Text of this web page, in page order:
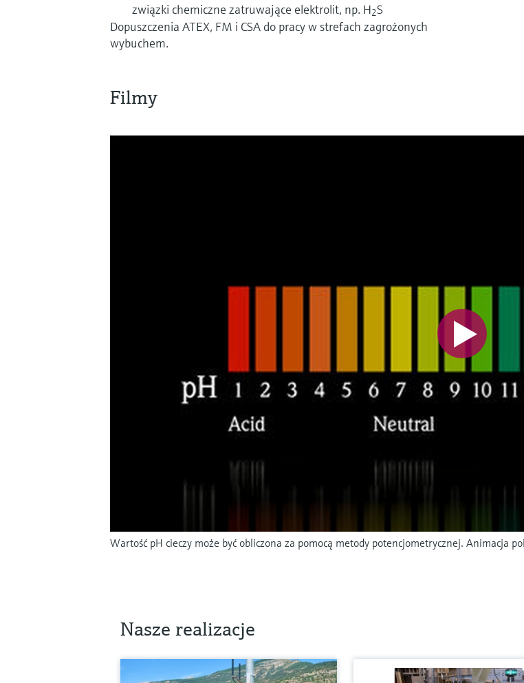
związki chemiczne zatruwające elektrolit, np. H2S
Dopuszczenia ATEX, FM i CSA do pracy w strefach zagrożonych
wybuchem.
Filmy
Wartość pH cieczy może być obliczona za pomocą metody potencjometrycznej. Animacja
Nasze realizacje